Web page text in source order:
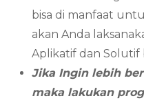
bisa di manfaat
akan Anda
Aplikatif dan Solutif
Jika Ingin lebih
maka lakukan